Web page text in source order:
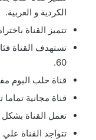
الكردية و العربية.
تتميز القناة
60.
قناة حلب اليوم
قناة مجانية
تعمل القناة
تتواجد القناة